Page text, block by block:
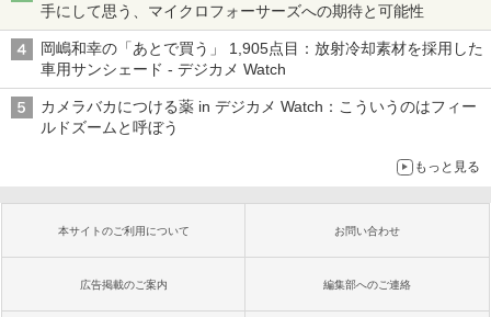
手にして思う、マイクロフォーサーズへの期待と可能性
岡嶋和幸の「あとで買う」 1,905点目：放射冷却素材を採用した
車用サンシェード - デジカメ Watch
カメラバカにつける薬 in デジカメ Watch：こういうのはフィー
ルドズームと呼ぼう
もっと見る
本サイトのご利用について お問い合わせ
広告掲載のご案内 編集部へのご連絡